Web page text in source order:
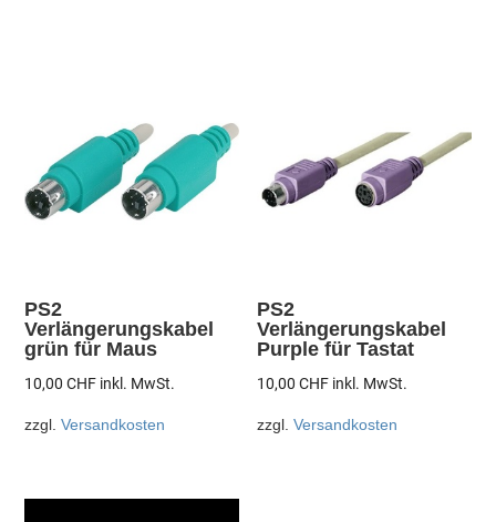
PS2
Verlängerungskabel
grün für Maus
10,00CHF inkl. MwSt.
zzgl.Versandkosten
PS2
Verlängerungskabel
Purple für Tastat
10,00CHF inkl. MwSt.
zzgl.Versandkosten